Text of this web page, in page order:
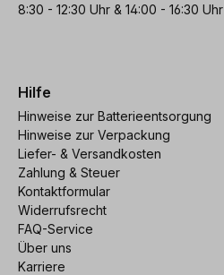
8:30 - 12:30 Uhr & 14:00 - 16:30 Uhr
Hilfe
Hinweise zur Batterieentsorgung
Hinweise zur Verpackung
Liefer- & Versandkosten
Zahlung & Steuer
Kontaktformular
Widerrufsrecht
FAQ-Service
Über uns
Karriere